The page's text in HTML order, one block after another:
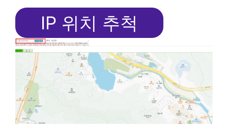
IP 위치 추척